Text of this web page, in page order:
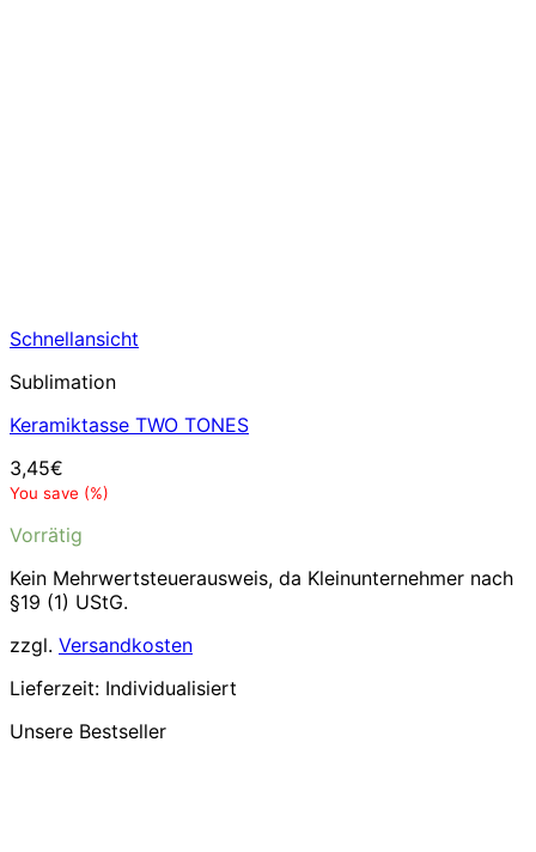
Schnellansicht
Sublimation
Keramiktasse TWO TONES
3,45€
You save (%)
Vorrätig
Kein Mehrwertsteuerausweis, da Kleinunternehmer nach
§19 (1) UStG.
zzgl. Versandkosten
Lieferzeit: Individualisiert
Unsere Bestseller